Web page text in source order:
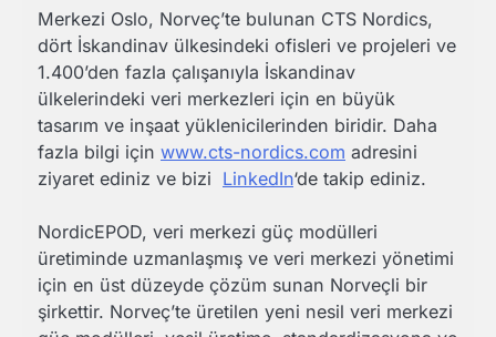
Merkezi Oslo, Norveç’te bulunan CTS Nordics,
dört İskandinav ülkesindeki ofisleri ve projeleri ve
1.400’den fazla çalışanıyla İskandinav
ülkelerindeki veri merkezleri için en büyük
tasarım ve inşaat yüklenicilerinden biridir. Daha
fazla bilgi için www.cts-nordics.com adresini
ziyaret ediniz ve bizi LinkedIn‘de takip ediniz.
NordicEPOD, veri merkezi güç modülleri
üretiminde uzmanlaşmış ve veri merkezi yönetimi
için en üst düzeyde çözüm sunan Norveçli bir
şirkettir. Norveç’te üretilen yeni nesil veri merkezi